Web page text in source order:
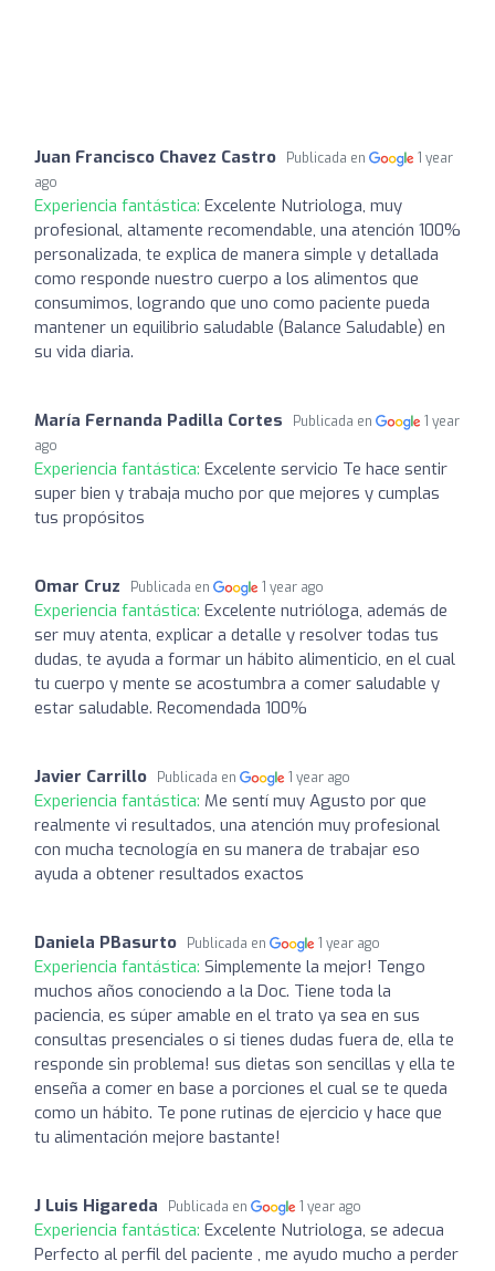
Juan Francisco Chavez Castro Publicada en
1 year
ago
Experiencia fantástica: Excelente Nutriologa, muy
profesional, altamente recomendable, una atención 100%
personalizada, te explica de manera simple y detallada
como responde nuestro cuerpo a los alimentos que
consumimos, logrando que uno como paciente pueda
mantener un equilibrio saludable (Balance Saludable) en
su vida diaria.
María Fernanda Padilla Cortes Publicada en
1 year
ago
Experiencia fantástica: Excelente servicio Te hace sentir
super bien y trabaja mucho por que mejores y cumplas
tus propósitos
Omar Cruz Publicada en 1 year ago
Experiencia fantástica: Excelente nutrióloga, además de
ser muy atenta, explicar a detalle y resolver todas tus
dudas, te ayuda a formar un hábito alimenticio, en el cual
tu cuerpo y mente se acostumbra a comer saludable y
estar saludable. Recomendada 100%
Javier Carrillo Publicada en 1 year ago
Experiencia fantástica: Me sentí muy Agusto por que
realmente vi resultados, una atención muy profesional
con mucha tecnología en su manera de trabajar eso
ayuda a obtener resultados exactos
Daniela PBasurto Publicada en 1 year ago
Experiencia fantástica: Simplemente la mejor! Tengo
muchos años conociendo a la Doc. Tiene toda la
paciencia, es súper amable en el trato ya sea en sus
consultas presenciales o si tienes dudas fuera de, ella te
responde sin problema! sus dietas son sencillas y ella te
enseña a comer en base a porciones el cual se te queda
como un hábito. Te pone rutinas de ejercicio y hace que
tu alimentación mejore bastante!
J Luis Higareda Publicada en 1 year ago
Experiencia fantástica: Excelente Nutriologa, se adecua
Perfecto al perfil del paciente , me ayudo mucho a perder